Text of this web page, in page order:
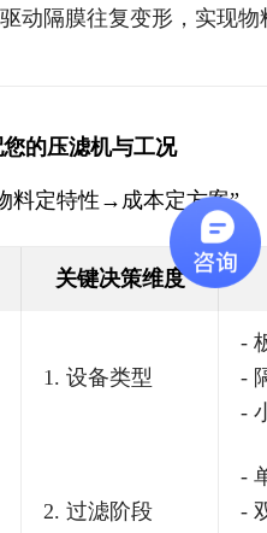
动隔膜往复变形，实现物
您的压滤机与工况
料定特性→成本定方案”
关键决策维度
1. 设备类型
-
-
-
2. 过滤阶段
-
-